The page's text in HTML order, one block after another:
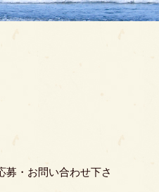
募・お問い合わせ下さ